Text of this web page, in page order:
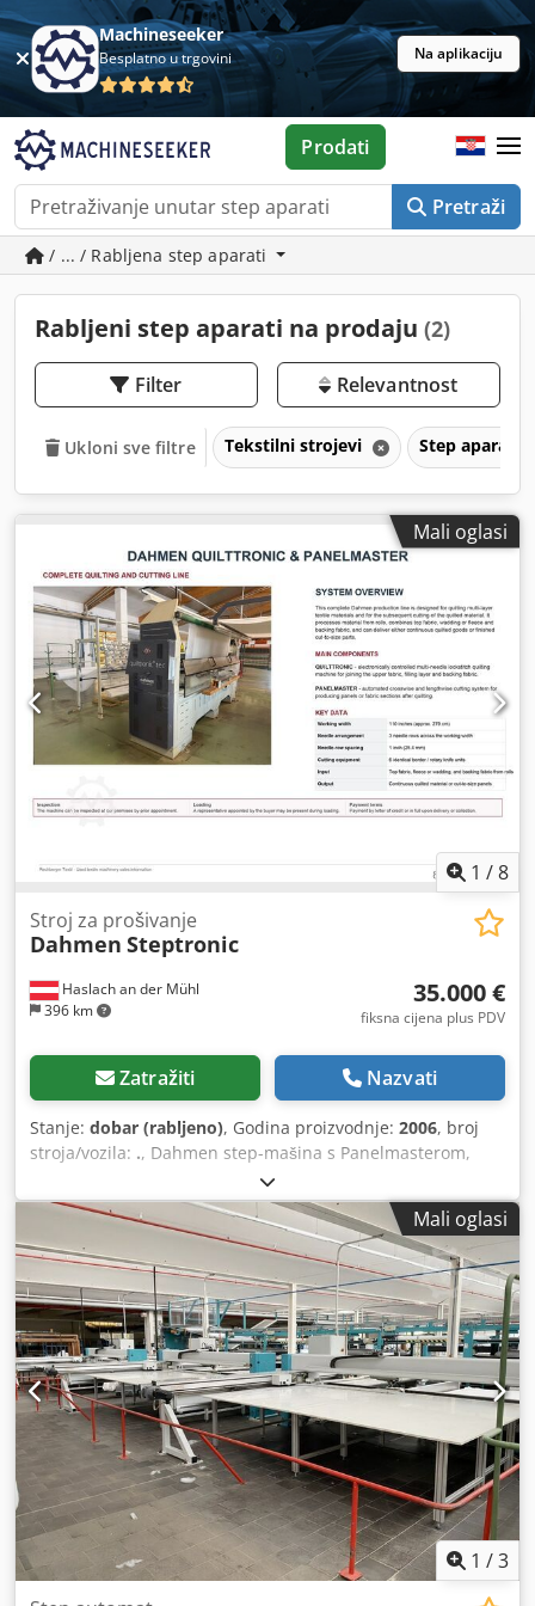
Machineseeker
Besplatno u trgovini Na aplikaciju
Pretraži
Prodati
/ ... / Rabljena step aparati
Rabljeni step aparati na prodaju (2)
Filter Relevantnost
Ukloni sve filtre Tekstilni strojevi Step aparati
Mali oglasi
1 /8
Haslach an der Mühl
396 km
Stroj za prošivanje
Dahmen Steptronic
35.000 €
fiksna cijena plus PDV
Zatražiti Nazvati
Stanje: dobar (rabljeno), Godina proizvodnje: 2006, broj
stroja/vozila: ., Dahmen step-mašina s Panelmasterom,
radna širina 280 cm. Crodpfxoy Sqalo Apmef
Mali oglasi
1 /3